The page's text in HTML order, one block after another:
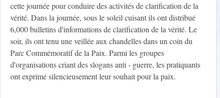
cette journée pour conduire des activités de clarification de la
vérité. Dans la journée, sous le soleil cuisant ils ont distribué
6,000 bulletins d'informations de clarification de la vérité. Le
soir, ils ont tenu une veillée aux chandelles dans un coin du
Parc Commémoratif de la Paix. Parmi les groupes
d'organisations criant des slogans anti - guerre, les pratiquants
ont exprimé silencieusement leur souhait pour la paix.